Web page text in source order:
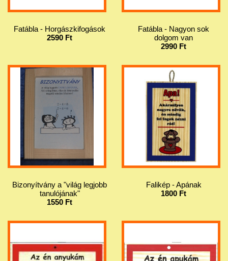
Fatábla - Horgászkifogások
2590 Ft
Fatábla - Nagyon sok
dolgom van
2990 Ft
Bizonyítvány a "világ legjobb
tanulójának"
1550 Ft
Falikép - Apának
1800 Ft